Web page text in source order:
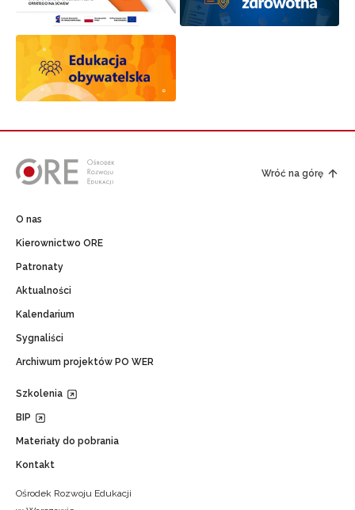
Wróć na górę
O nas
Kierownictwo ORE
Patronaty
Aktualności
Kalendarium
Sygnaliści
Archiwum projektów PO WER
Szkolenia
BIP
Materiały do pobrania
Kontakt
Ośrodek Rozwoju Edukacji